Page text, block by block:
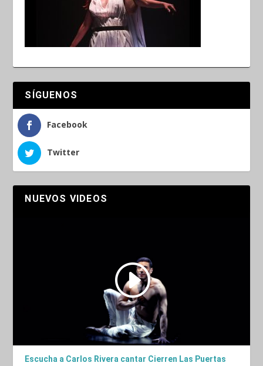
SÍGUENOS
Facebook
Twitter
NUEVOS VIDEOS
Escucha a Carlos Rivera cantar Cierren Las Puertas